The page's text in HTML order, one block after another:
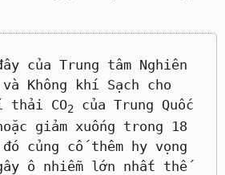
của Trung tâm Nghiên
Không khí Sạch cho
thải CO2
của Trung Quốc
giảm xuống trong 18
củng cố thêm hy vọng
ô nhiễm lớn nhất thế